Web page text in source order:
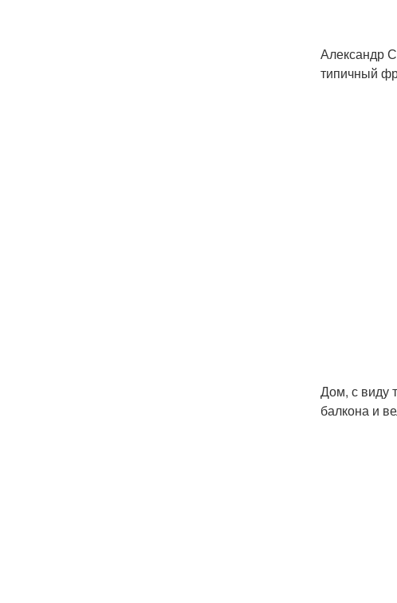
Александр
типичный
Дом, с виду
балкона и